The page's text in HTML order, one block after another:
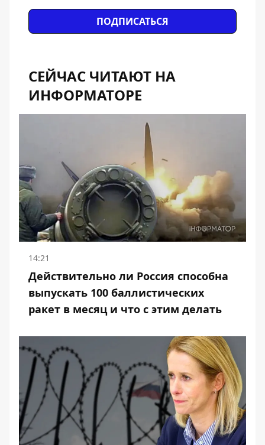
ПОДПИСАТЬСЯ
СЕЙЧАС ЧИТАЮТ НА
ИНФОРМАТОРЕ
14:21
Действительно ли Россия способна
выпускать 100 баллистических
ракет в месяц и что с этим делать